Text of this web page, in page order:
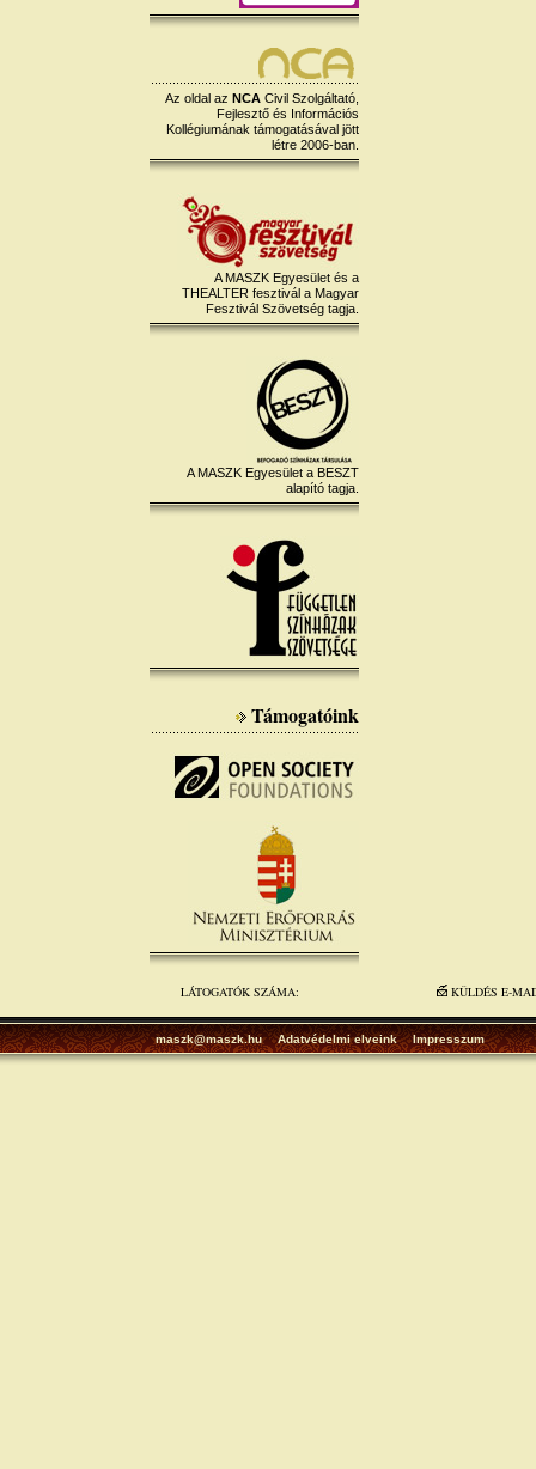
Az oldal az NCA Civil Szolgáltató,
Fejlesztő és Információs
Kollégiumának támogatásával jött
létre 2006-ban.
A MASZK Egyesület és a
THEALTER fesztivál a Magyar
Fesztivál Szövetség tagja.
A MASZK Egyesület a BESZT
alapító tagja.
Támogatóink
LÁTOGATÓK SZÁMA: KÜLDÉS E-
maszk@maszk.hu Adatvédelmi elveink Impresszum